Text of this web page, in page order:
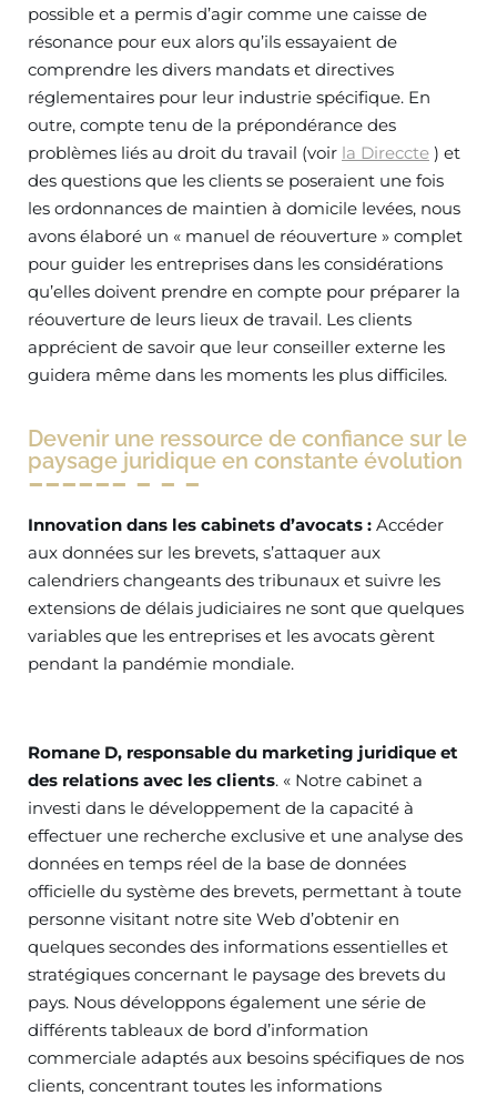
possible et a permis d’agir comme une caisse de
résonance pour eux alors qu’ils essayaient de
comprendre les divers mandats et directives
réglementaires pour leur industrie spécifique. En
outre, compte tenu de la prépondérance des
problèmes liés au droit du travail (voir la Direccte ) et
des questions que les clients se poseraient une fois
les ordonnances de maintien à domicile levées, nous
avons élaboré un « manuel de réouverture » complet
pour guider les entreprises dans les considérations
qu’elles doivent prendre en compte pour préparer la
réouverture de leurs lieux de travail. Les clients
apprécient de savoir que leur conseiller externe les
guidera même dans les moments les plus difficiles.
Devenir une ressource de confiance sur le
paysage juridique en constante évolution
Innovation dans les cabinets d’avocats : Accéder
aux données sur les brevets, s’attaquer aux
calendriers changeants des tribunaux et suivre les
extensions de délais judiciaires ne sont que quelques
variables que les entreprises et les avocats gèrent
pendant la pandémie mondiale.
Romane D, responsable du marketing juridique et
des relations avec les clients. « Notre cabinet a
investi dans le développement de la capacité à
effectuer une recherche exclusive et une analyse des
données en temps réel de la base de données
officielle du système des brevets, permettant à toute
personne visitant notre site Web d’obtenir en
quelques secondes des informations essentielles et
stratégiques concernant le paysage des brevets du
pays. Nous développons également une série de
différents tableaux de bord d’information
commerciale adaptés aux besoins spécifiques de nos
clients, concentrant toutes les informations